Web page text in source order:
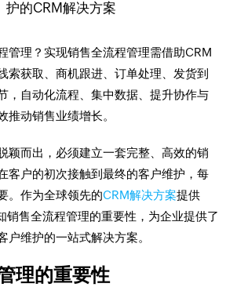
管理？实现销售全流程管理需借助CRM
索获取、商机跟进、订单处理、发货到
，自动化流程、集中数据、提升协作与
推动销售业绩增长。
颖而出，必须建立一套完整、高效的销
客户的初次接触到最终的客户维护，每
。作为全球领先的CRM解决方案提供
销售全流程管理的重要性，为企业提供了
户维护的一站式解决方案。
理的重要性